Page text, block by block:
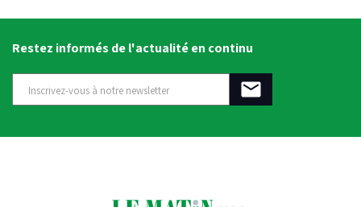
Restez informés de l'actualité en continu